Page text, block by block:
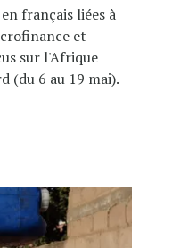
français liées à
et
sur l'Afrique
(du 6 au 19 mai).